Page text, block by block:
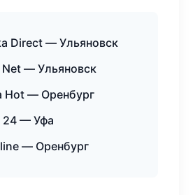
Direct — Ульяновск
— Ульяновск
Hot — Оренбург
24 — Уфа
— Оренбург